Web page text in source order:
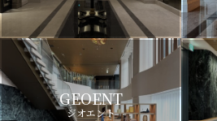
GEOENT
ジオエント